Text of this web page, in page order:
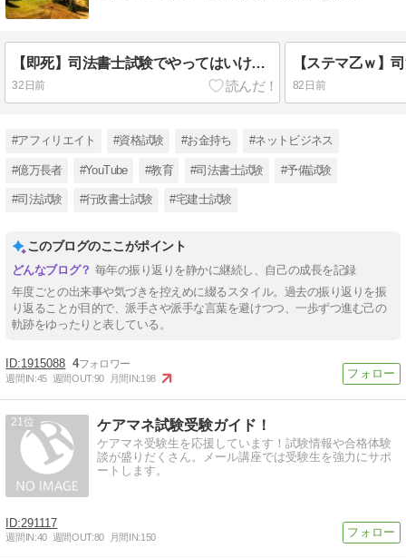
【即死】司法書士試験でやってはいけない勉強法13選【独学者も予備校生も必見】
32日前 82日前
#アフィリエイト #資格試験 #お金持ち #ネットビジネス
#億万長者 #YouTube #教育 #司法書士試験 #予備試験
#司法試験 #行政書士試験 #宅建士試験
このブログのここがポイント
毎年の振り返りを静かに継続し、自己の成長を記録
年度ごとの出来事や気づきを控えめに綴るスタイル。過去の振り返りを振
り返ることが目的で、派手さや派手な言葉を避けつつ、一歩ずつ進む己の
軌跡をゆったりと表している。
1915088 4
週間IN:45 週間OUT:90 月間IN:198
21 ケアマネ試験受験ガイド！
ケアマネ受験生を応援しています！試験情報や合格体験
談が盛りだくさん。メール講座では受験生を強力にサポ
ートします。
291117
週間IN:40 週間OUT:80 月間IN:150